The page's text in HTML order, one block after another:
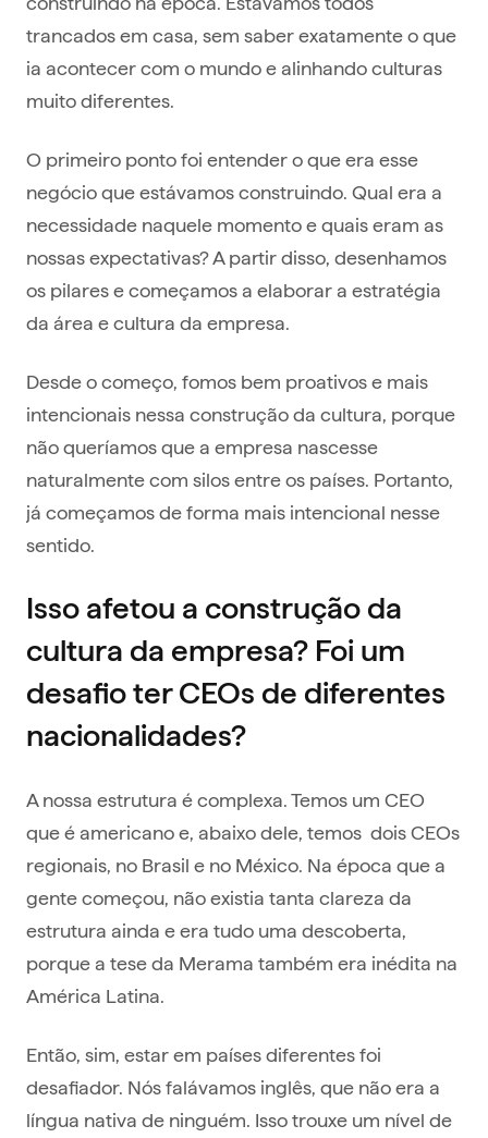
trancados em casa, sem saber exatamente o que
ia acontecer com o mundo e alinhando culturas
muito diferentes.
O primeiro ponto foi entender o que era esse
negócio que estávamos construindo. Qual era a
necessidade naquele momento e quais eram as
nossas expectativas? A partir disso, desenhamos
os pilares e começamos a elaborar a estratégia
da área e cultura da empresa.
Desde o começo, fomos bem proativos e mais
intencionais nessa construção da cultura, porque
não queríamos que a empresa nascesse
naturalmente com silos entre os países. Portanto,
já começamos de forma mais intencional nesse
sentido.
Isso afetou a construção da
cultura da empresa? Foi um
desafio ter CEOs de diferentes
nacionalidades?
A nossa estrutura é complexa. Temos um CEO
que é americano e, abaixo dele, temos dois CEOs
regionais, no Brasil e no México. Na época que a
gente começou, não existia tanta clareza da
estrutura ainda e era tudo uma descoberta,
porque a tese da Merama também era inédita na
América Latina.
Então, sim, estar em países diferentes foi
desafiador. Nós falávamos inglês, que não era a
língua nativa de ninguém. Isso trouxe um nível de